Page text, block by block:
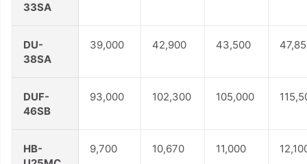
33SA
DU-
38SA
39,000 42,900 43,500
DUF-
46SB
93,000 102,300 105,000
HB-
9,700 10,670 11,000